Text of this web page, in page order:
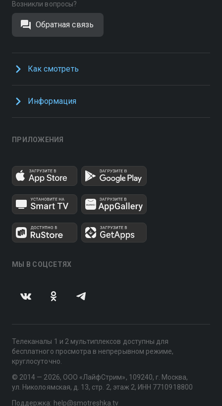
Возникли вопросы?
Обратная связь
Как смотреть
Информация
ПРИЛОЖЕНИЯ
МЫ В СОЦСЕТЯХ
Телеканалы 1 и 2 мультиплексов доступны для
бесплатного просмотра в непрерывном режиме,
круглосуточно.
© 2014 — 2026, ООО «ЛайфСтрим», 109240, г. Москва,
ул. Николоямская, д. 13, стр. 2, этаж 2, ИНН 7710918800
Поддержка: help@smotreshka.tv